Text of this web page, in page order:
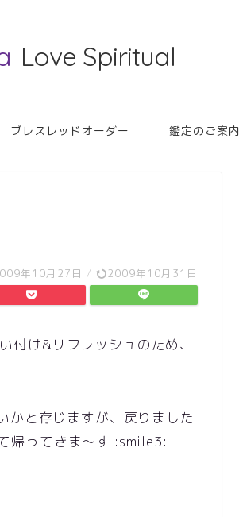
Love Spiritual
ブレスレッドオーダー 鑑定のご案内
年10月27日 / 2009年10月31日
け&リフレッシュのため、
かと存じますが、戻りました
帰ってきま～す :smile3: